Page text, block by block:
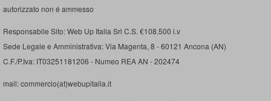
autorizzato non é ammesso
Responsabile Sito: Web Up Italia Srl C.S. €108.500 i.v
Sede Legale e Amministrativa: Via Magenta, 8 - 60121 Ancona (AN)
C.F./P.Iva: IT03251181206 - Numeo REA AN - 202474
mail: commercio(at)webupitalia.it